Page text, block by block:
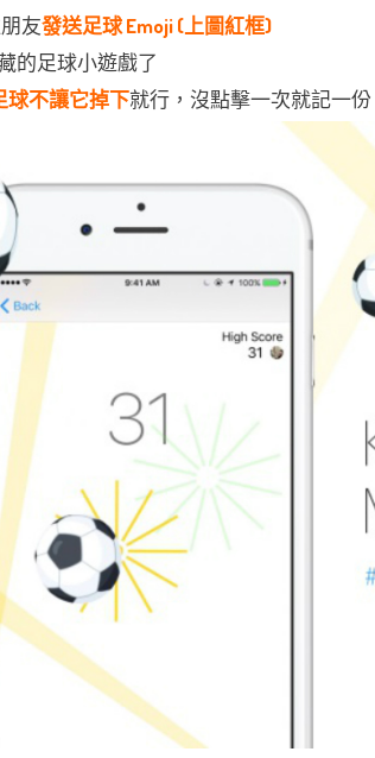
友發送足球 Emoji (上圖紅框)
的足球小遊戲了
球不讓它掉下就行，沒點擊一次就記一